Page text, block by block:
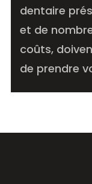
dentaire
et de
coûts,
de prendre